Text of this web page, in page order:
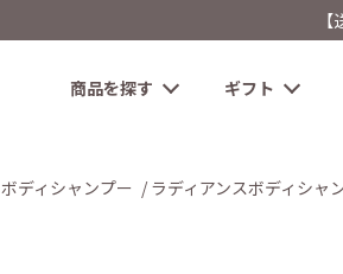
商品を探す ギフト
ボディシャンプー ラディアンスボディシャ